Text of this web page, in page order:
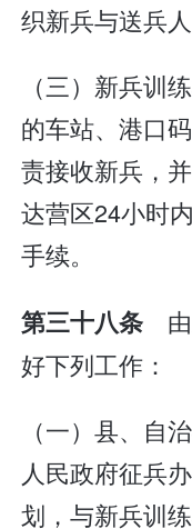
织新兵与送兵
（三）新兵训
的车站、港口
责接收新兵，
达营区24小时
手续。
第三十八条 由
好下列工作：
（一）县、自
人民政府征兵
划，与新兵训